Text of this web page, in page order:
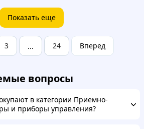
Показать еще
3 ... 24 Вперед
вопросы
в категории Приемно-
и приборы управления?